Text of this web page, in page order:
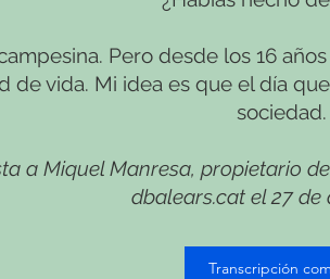
Pero desde los 16
de vida. Mi idea es que el día
sociedad.
a Miquel Manresa, propietario
dbalears.cat el 27 de
Transcripción